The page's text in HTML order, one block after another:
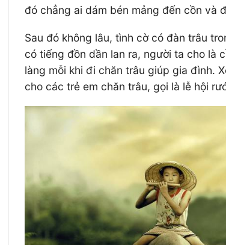
đó chẳng ai dám bén mảng đến cồn và
Sau đó không lâu, tình cờ có đàn trâu
có tiếng đồn dần lan ra, người ta cho là
làng mỗi khi đi chăn trâu giúp gia đình.
cho các trẻ em chăn trâu, gọi là lễ hội